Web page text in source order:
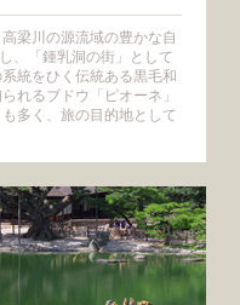
梁川の源流域の豊かな自
、「鍾乳洞の街」として
統をひく伝統ある黒毛和
れるブドウ「ピオーネ」
多く、旅の目的地として